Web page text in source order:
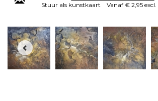
Stuur als kunstkaart Vanaf € 2,95